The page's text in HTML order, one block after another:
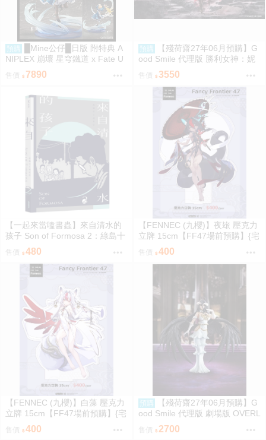
預購
█Mine公仔█日版 附特典 A
NIPLEX 崩壞 星穹鐵道 x Fate U
BW 無限劍制 Saber 1/7 PVC
7890
預購
【殘荷齋27年06月預購】G
ood Smile 代理版 勝利女神：妮
姬 紅蓮：暗影 Hyper Body 可動
0917
3550
【一起來當嗑書蟲】來自清水的
孩子 Son of Formosa 2：綠島十
售價 480
【FENNEC (九櫻)】夜玈 壓克力
立牌 15cm【FF47場前預購】{宅
售價 400
【FENNEC (九櫻)】白藻 壓克力
立牌 15cm【FF47場前預購】{宅
400
預購
【殘荷齋27年06月預購】G
ood Smile 代理版 劇場版 OVERL
ORD 聖王國篇 雅兒貝德 figma
可動 0917
2700